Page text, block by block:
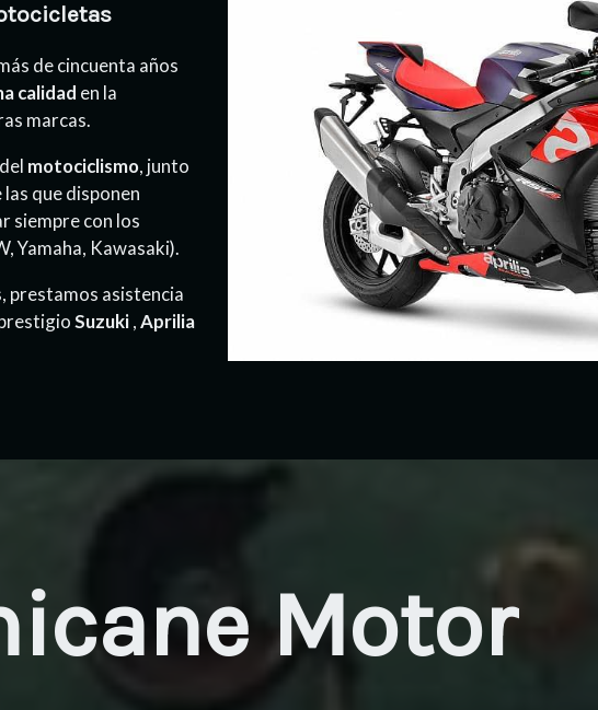
de cincuenta años
calidad en la
marcas.
motociclismo, junto
las que disponen
siempre con los
Yamaha, Kawasaki).
prestamos asistencia
Suzuki,Aprilia
Motor